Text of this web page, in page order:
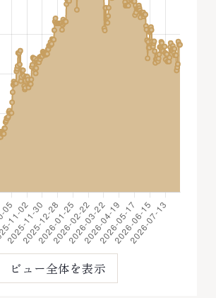
ビュー全体を表示